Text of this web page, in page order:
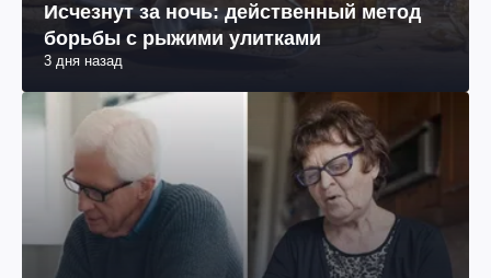
Исчезнут за ночь: действенный метод
борьбы с рыжими улитками
3 дня назад